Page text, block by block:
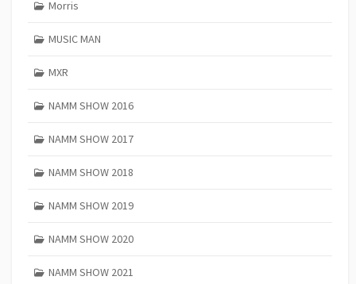
Morris
MUSIC MAN
MXR
NAMM SHOW 2016
NAMM SHOW 2017
NAMM SHOW 2018
NAMM SHOW 2019
NAMM SHOW 2020
NAMM SHOW 2021